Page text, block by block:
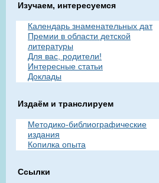
Изучаем, интересуемся
Календарь знаменательных дат
Премии в области детской
литературы
Для вас, родители!
Интересные статьи
Доклады
Издаём и транслируем
Методико-библиографические
издания
Копилка опыта
Ссылки